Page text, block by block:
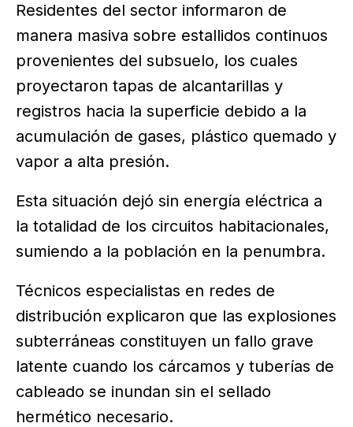
Residentes del sector informaron de
manera masiva sobre estallidos continuos
provenientes del subsuelo, los cuales
proyectaron tapas de alcantarillas y
registros hacia la superficie debido a la
acumulación de gases, plástico quemado y
vapor a alta presión.
Esta situación dejó sin energía eléctrica a
la totalidad de los circuitos habitacionales,
sumiendo a la población en la penumbra.
Técnicos especialistas en redes de
distribución explicaron que las explosiones
subterráneas constituyen un fallo grave
latente cuando los cárcamos y tuberías de
cableado se inundan sin el sellado
hermético necesario.